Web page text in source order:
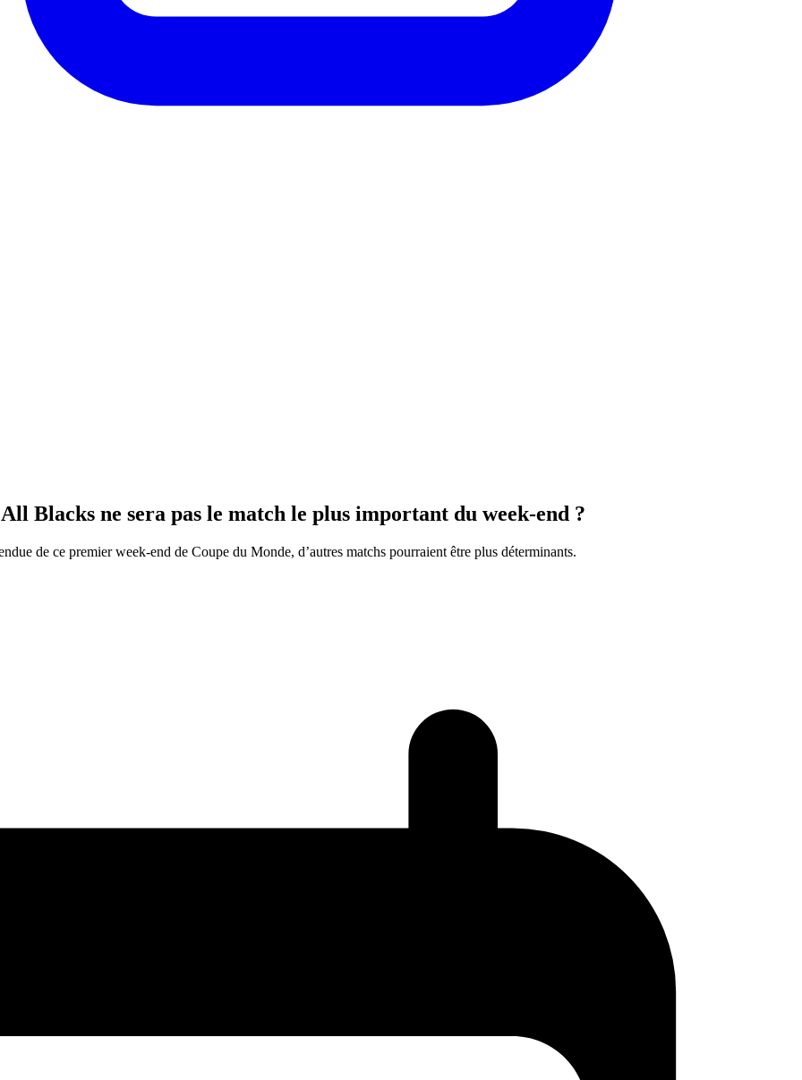
Blacks ne sera pas le match le plus important du week-end ?
de ce premier week-end de Coupe du Monde, d’autres matchs pourraient être plus déterminants.